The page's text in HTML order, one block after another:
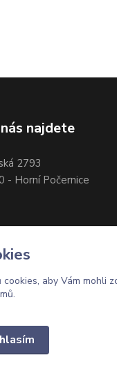
najdete
2793
- Horní Počernice
cookies, aby Vám mohli